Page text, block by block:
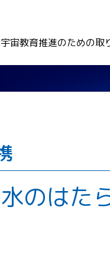
宇宙教育推進のための取
のはた